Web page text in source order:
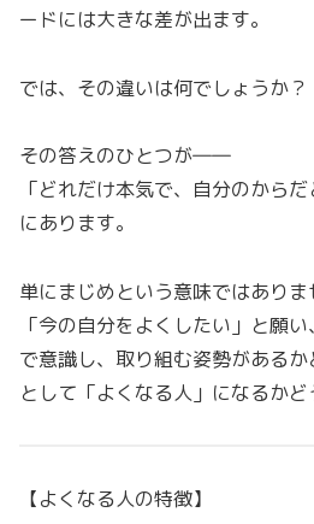
ードには大きな差が出ます。
では、その違いは何でしょうか？
その答えのひとつが――
「どれだけ本気で、自分のから
にあります。
単にまじめという意味ではありま
「今の自分をよくしたい」と願
で意識し、取り組む姿勢がある
として「よくなる人」になるかど
【よくなる人の特徴】